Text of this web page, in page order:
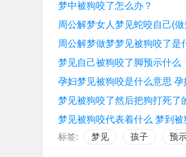
梦中被狗咬了怎么办？
周公解梦女人梦见蛇咬自己(
周公解梦做梦梦见被狗咬了是
梦见自己被狗咬了脚预示什么
孕妇梦见被狗咬是什么意思
梦见被狗咬了然后把狗打死了
梦见被狗咬代表着什么 梦到被
标签:
梦见 孩子 预